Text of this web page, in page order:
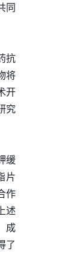
同
抗
将
开
究
缓
片
作
述
成
了